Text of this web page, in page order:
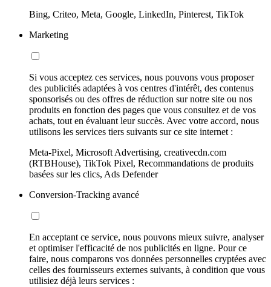
Bing, Criteo, Meta, Google, LinkedIn, Pinterest, TikTok
Marketing
Si vous acceptez ces services, nous pouvons vous proposer
des publicités adaptées à vos centres d'intérêt, des contenus
sponsorisés ou des offres de réduction sur notre site ou nos
produits en fonction des pages que vous consultez et de vos
achats, tout en évaluant leur succès. Avec votre accord, nous
utilisons les services tiers suivants sur ce site internet :
Meta-Pixel, Microsoft Advertising, creativecdn.com
(RTBHouse), TikTok Pixel, Recommandations de produits
basées sur les clics, Ads Defender
Conversion-Tracking avancé
En acceptant ce service, nous pouvons mieux suivre, analyser
et optimiser l'efficacité de nos publicités en ligne. Pour ce
faire, nous comparons vos données personnelles cryptées avec
celles des fournisseurs externes suivants, à condition que vous
utilisiez déjà leurs services :